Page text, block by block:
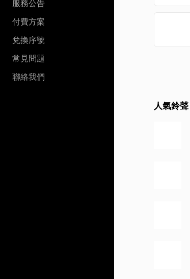
服務公告
付費方案
兌換序號
常見問題
聯絡我們
人氣鈴聲